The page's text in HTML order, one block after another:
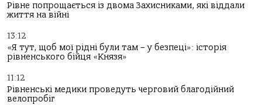
Рівне попрощається із двома Захисниками, які віддали
життя на війні
13:12
«Я тут, щоб мої рідні були там – у безпеці»: історія
рівненського бійця «Князя»
11:12
Рівненські медики проведуть черговий благодійний
велопробіг